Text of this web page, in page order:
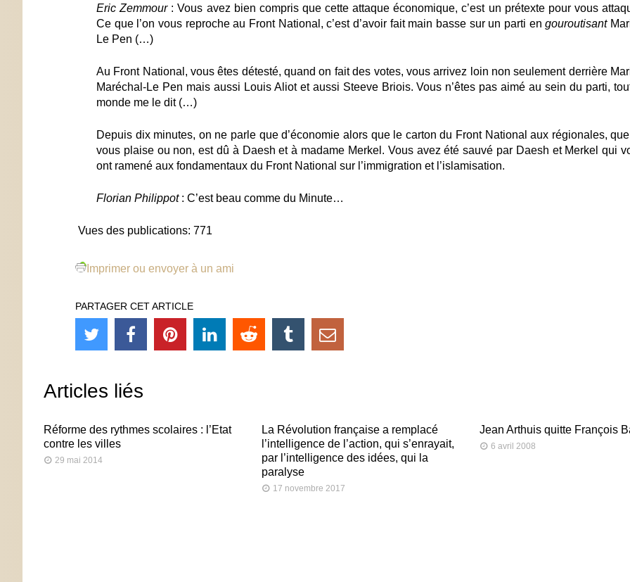
Eric Zemmour: Vous avez bien compris que cette attaque économique, c’est un prétexte pour vous
Ce que l’on vous reproche au Front National, c’est d’avoir fait main basse sur un parti engouroutisant
Le Pen (…)
Au Front National, vous êtes détesté, quand on fait des votes, vous arrivez loin non seulement derrière
Maréchal-Le Pen mais aussi Louis Aliot et aussi Steeve Briois.Vous n’êtes pas aimé au sein du parti,
monde me le dit(…)
Depuis dix minutes, on ne parle que d’économie alors que le carton du Front National aux régionales,
vous plaise ou non, est dû à Daesh et à madame Merkel. Vous avez été sauvé par Daesh et Merkel qui
ont ramené aux fondamentaux du Front National sur l’immigration et l’islamisation.
Florian Philippot: C’est beau comme du Minute…
Vues des publications: 771
Imprimer ou envoyer à un ami
PARTAGER CET ARTICLE
Articles liés
Réforme des rythmes scolaires : l’Etat
contre les villes
29 mai 2014
La Révolution française a remplacé
l’intelligence de l’action, qui s’enrayait,
par l’intelligence des idées, qui la
paralyse
17 novembre 2017
Jean Arthuis quitte François
6 avril 2008